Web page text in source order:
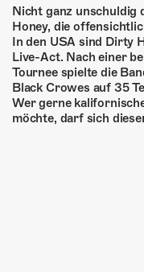
Nicht ganz unschuldig
Honey, die
In den USA sind Dirty
Live-Act. Nach einer
Tournee spielte die
Black Crowes auf 35
Wer gerne
möchte, darf sich